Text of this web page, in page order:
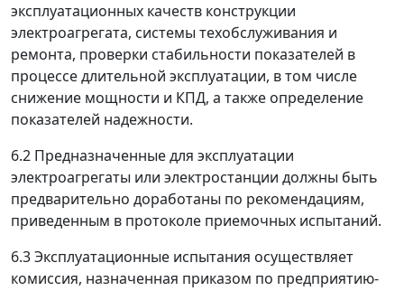
эксплуатационных качеств конструкции
электроагрегата, системы техобслуживания и
ремонта, проверки стабильности показателей в
процессе длительной эксплуатации, в том числе
снижение мощности и КПД, а также определение
показателей надежности.
6.2 Предназначенные для эксплуатации
электроагрегаты или электростанции должны быть
предварительно доработаны по рекомендациям,
приведенным в протоколе приемочных испытаний.
6.3 Эксплуатационные испытания осуществляет
комиссия, назначенная приказом по предприятию-